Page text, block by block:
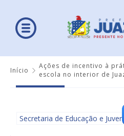
Início
Ações de incentivo à
escola no interior de
Secretaria de Educação e